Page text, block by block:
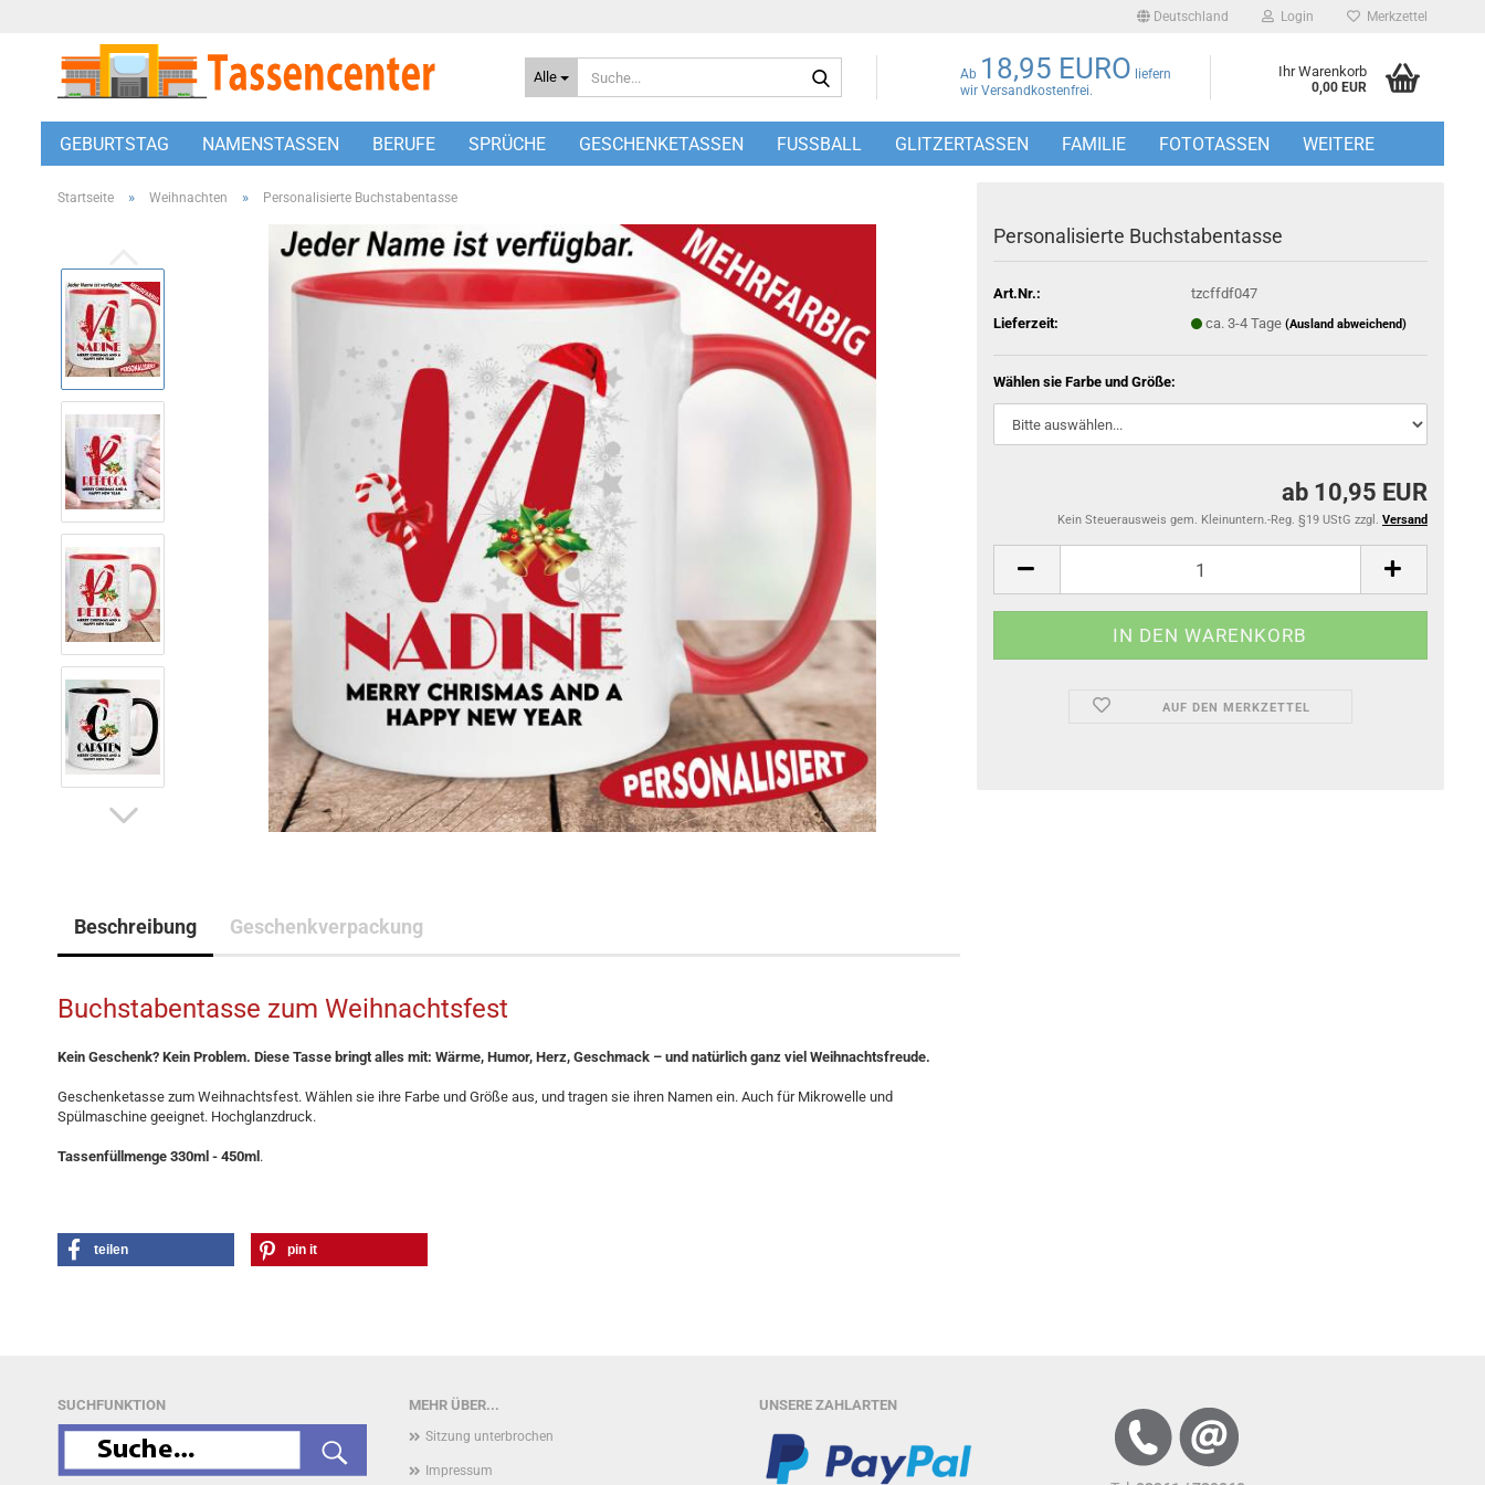
Deutschland Login Merkzettel
Alle Ab 18,95 EURO liefern
wir Versandkostenfrei.
Ihr Warenkorb
0,00 EUR
GEBURTSTAG NAMENSTASSEN BERUFE SPRÜCHE GESCHENKETASSEN FUSSBALL GLITZERTASSEN FAMILIE FOTOTASSEN WEITERE
Startseite » Weihnachten » Personalisierte Buchstabentasse
Personalisierte Buchstabentasse
Art.Nr.:
tzcffdf047
Lieferzeit:
ca. 3-4 Tage (Ausland abweichend)
Wählen sie Farbe und Größe:
ab 10,95 EUR
Kein Steuerausweis gem. Kleinuntern.-Reg. §19 UStG zzgl. Versand
AUF DEN MERKZETTEL
Beschreibung Geschenkverpackung
Buchstabentasse zum Weihnachtsfest
Kein Geschenk? Kein Problem. Diese Tasse bringt alles mit: Wärme, Humor, Herz, Geschmack – und natürlich ganz viel Weihnachtsfreude.
Geschenketasse zum Weihnachtsfest. Wählen sie ihre Farbe und Größe aus, und tragen sie ihren Namen ein. Auch für Mikrowelle und
Spülmaschine geeignet. Hochglanzdruck.
Tassenfüllmenge 330ml - 450ml .
teilen pin it
MEHR ÜBER...
Sitzung unterbrochen
Impressum
UNSERE ZAHLARTEN
SUCHFUNKTION